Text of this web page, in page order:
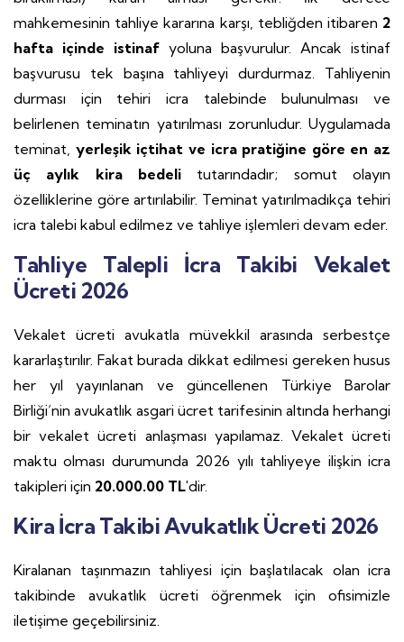
mahkemesinin tahliye kararına karşı, tebliğden itibaren 2
hafta içinde istinaf yoluna başvurulur. Ancak istinaf
başvurusu tek başına tahliyeyi durdurmaz. Tahliyenin
durması için tehiri icra talebinde bulunulması ve
belirlenen teminatın yatırılması zorunludur. Uygulamada
teminat, yerleşik içtihat ve icra pratiğine göre en az
üç aylık kira bedeli tutarındadır; somut olayın
özelliklerine göre artırılabilir. Teminat yatırılmadıkça tehiri
icra talebi kabul edilmez ve tahliye işlemleri devam eder.
Tahliye Talepli İcra Takibi Vekalet
Ücreti 2026
Vekalet ücreti avukatla müvekkil arasında serbestçe
kararlaştırılır. Fakat burada dikkat edilmesi gereken husus
her yıl yayınlanan ve güncellenen Türkiye Barolar
Birliği’nin avukatlık asgari ücret tarifesinin altında herhangi
bir vekalet ücreti anlaşması yapılamaz. Vekalet ücreti
maktu olması durumunda 2026 yılı tahliyeye ilişkin icra
takipleri için 20.000.00 TL'dir.
Kira İcra Takibi Avukatlık Ücreti 2026
Kiralanan taşınmazın tahliyesi için başlatılacak olan icra
takibinde avukatlık ücreti öğrenmek için ofisimizle
iletişime geçebilirsiniz.